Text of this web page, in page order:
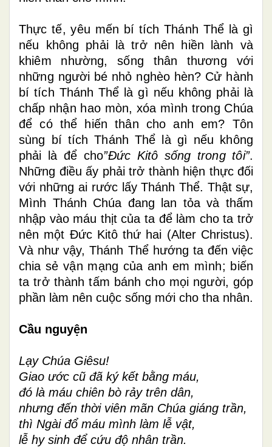
Thực tế, yêu mến bí tích Thánh Thể là gì
nếu không phải là trở nên hiền lành và
khiêm nhường, sống thân thương với
những người bé nhỏ nghèo hèn? Cử hành
bí tích Thánh Thể là gì nếu không phải là
chấp nhận hao mòn, xóa mình trong Chúa
để có thể hiến thân cho anh em? Tôn
sùng bí tích Thánh Thể là gì nếu không
phải là để cho”Đức Kitô sống trong tôi”.
Những điều ấy phải trở thành hiện thực đối
với những ai rước lấy Thánh Thể.Thật sự,
Mình Thánh Chúa đang lan tỏa và thấm
nhập vào máu thịt của ta để làm cho ta trở
nên một Đức Kitô thứ hai (Alter Christus).
Và như vậy, Thánh Thể hướng ta đến việc
chia sẻ vận mạng của anh em mình; biến
ta trở thành tấm bánh cho mọi người, góp
phần làm nên cuộc sống mới cho tha nhân.
Cầu nguyện
Lạy Chúa Giêsu!
Giao ước cũ đã ký kết bằng máu,
đó là máu chiên bò rảy trên dân,
nhưng đến thời viên mãn Chúa giáng trần,
thì Ngài đổ máu mình làm lễ vật,
lễ hy sinh để cứu độ nhân trần.